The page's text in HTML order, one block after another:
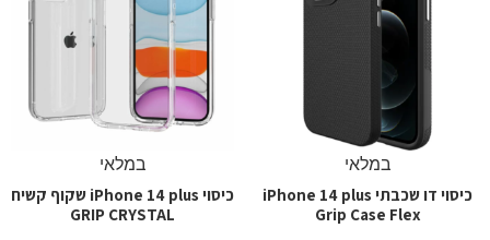
במלאי
כיסוי דו שכבתי iPhone 14 plus
Grip Case Flex
במלאי
כיסוי iPhone 14 plus שקוף קשיח
GRIP CRYSTAL